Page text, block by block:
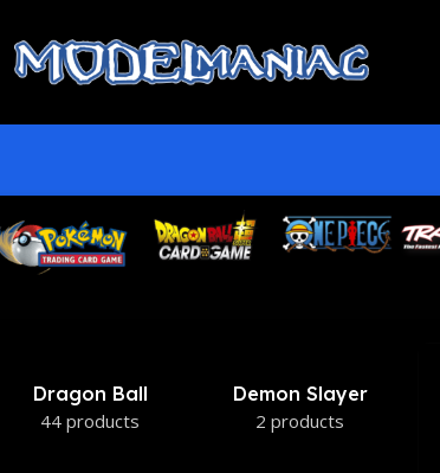
Jujutsu Kaisen
4 products